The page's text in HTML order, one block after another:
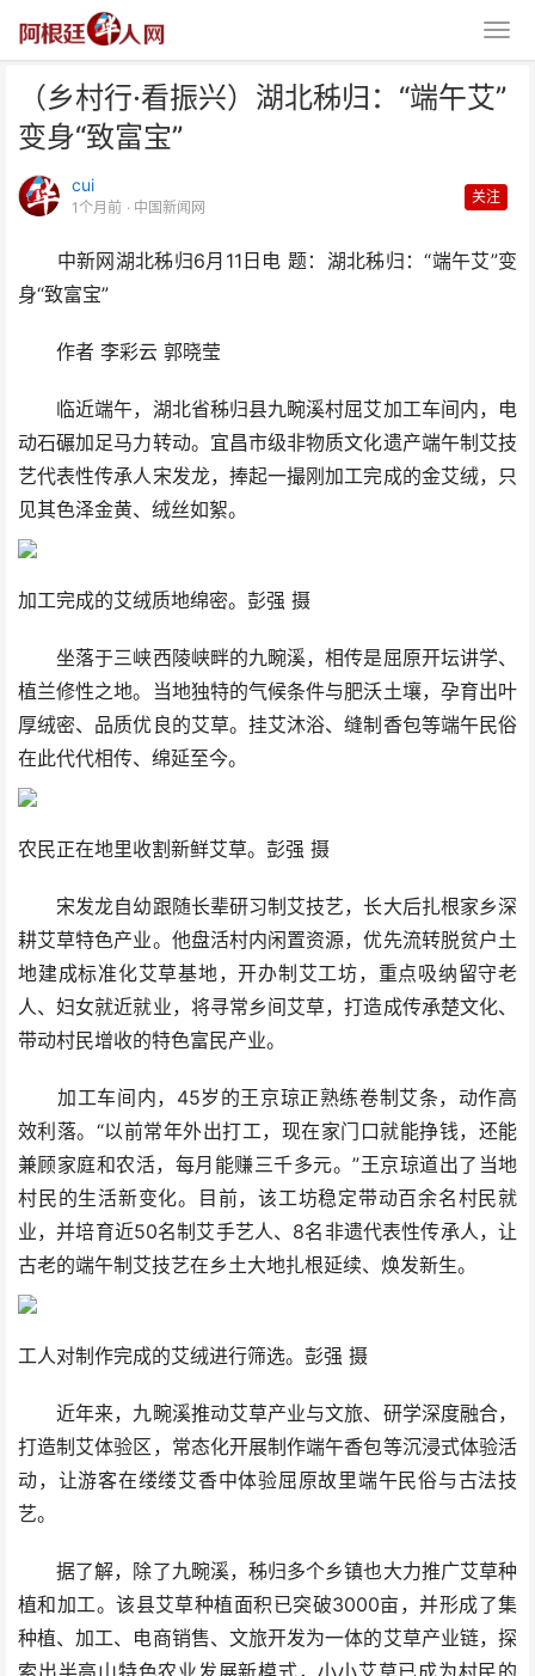
（乡村行·看振兴）湖北秭归：“端午艾”
变身“致富宝”
cui
1个月前 · 中国新闻网
关注
中新网湖北秭归6月11日电 题：湖北秭归：“端午艾”变
身“致富宝”
作者 李彩云 郭晓莹
临近端午，湖北省秭归县九畹溪村屈艾加工车间内，电
动石碾加足马力转动。宜昌市级非物质文化遗产端午制艾技
艺代表性传承人宋发龙，捧起一撮刚加工完成的金艾绒，只
见其色泽金黄、绒丝如絮。
加工完成的艾绒质地绵密。彭强 摄
坐落于三峡西陵峡畔的九畹溪，相传是屈原开坛讲学、
植兰修性之地。当地独特的气候条件与肥沃土壤，孕育出叶
厚绒密、品质优良的艾草。挂艾沐浴、缝制香包等端午民俗
在此代代相传、绵延至今。
农民正在地里收割新鲜艾草。彭强 摄
宋发龙自幼跟随长辈研习制艾技艺，长大后扎根家乡深
耕艾草特色产业。他盘活村内闲置资源，优先流转脱贫户土
地建成标准化艾草基地，开办制艾工坊，重点吸纳留守老
人、妇女就近就业，将寻常乡间艾草，打造成传承楚文化、
带动村民增收的特色富民产业。
加工车间内，45岁的王京琼正熟练卷制艾条，动作高
效利落。“以前常年外出打工，现在家门口就能挣钱，还能
兼顾家庭和农活，每月能赚三千多元。”王京琼道出了当地
村民的生活新变化。目前，该工坊稳定带动百余名村民就
业，并培育近50名制艾手艺人、8名非遗代表性传承人，让
古老的端午制艾技艺在乡土大地扎根延续、焕发新生。
工人对制作完成的艾绒进行筛选。彭强 摄
近年来，九畹溪推动艾草产业与文旅、研学深度融合，
打造制艾体验区，常态化开展制作端午香包等沉浸式体验活
动，让游客在缕缕艾香中体验屈原故里端午民俗与古法技
艺。
据了解，除了九畹溪，秭归多个乡镇也大力推广艾草种
植和加工。该县艾草种植面积已突破3000亩，并形成了集
种植、加工、电商销售、文旅开发为一体的艾草产业链，探
（乡村行·看振兴）湖北秭归：“端